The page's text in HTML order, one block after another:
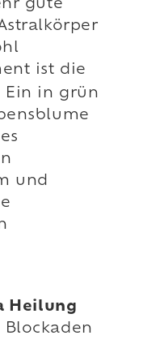
gute
ist die
Ein in grün
und
Heilung
Blockaden